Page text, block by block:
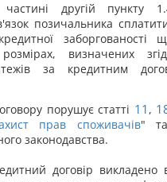
другій пункту
позичальника
заборгованості
визначених
за кредитним
порушує статті 11 ,
прав споживачів"
законодавства.
договір викладено